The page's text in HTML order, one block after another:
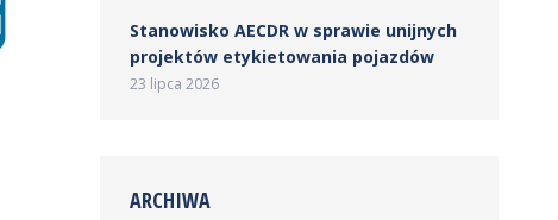
Stanowisko AECDR w sprawie unijnych
projektów etykietowania pojazdów
23 lipca 2026
ARCHIWA